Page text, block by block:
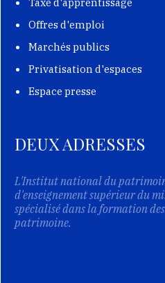
Offres d'emploi
Marchés publics
Privatisation d'espaces
Espace presse
DEUX ADRESSES
L'Institut national du
d'enseignement supérieur du
spécialisé dans la formation
patrimoine.